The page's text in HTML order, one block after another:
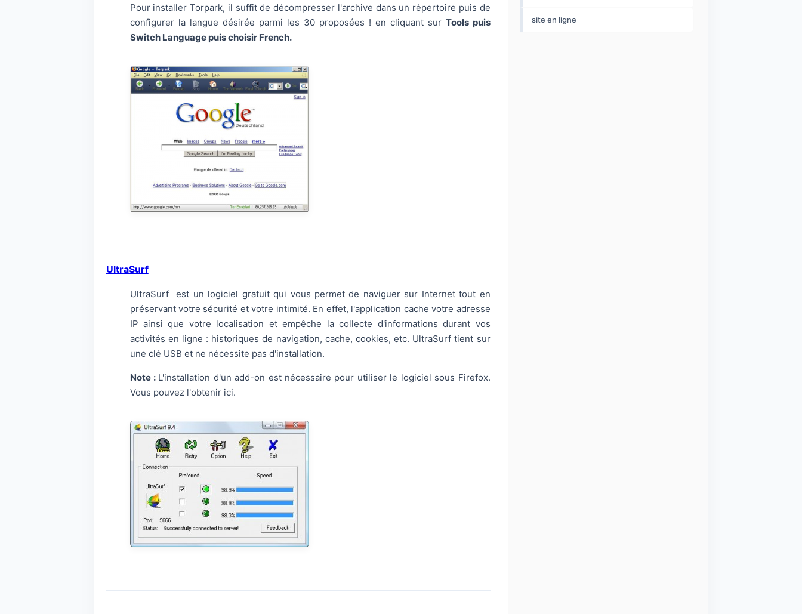
Pour installer Torpark, il suffit de décompresser l'archive dans un répertoire puis de
configurer la langue désirée parmi les 30 proposées ! en cliquant sur Tools puis
Switch Language puis choisir French.
UltraSurf
UltraSurf est un logiciel gratuit qui vous permet de naviguer sur Internet tout en
préservant votre sécurité et votre intimité. En effet, l'application cache votre adresse
IP ainsi que votre localisation et empêche la collecte d'informations durant vos
activités en ligne : historiques de navigation, cache, cookies, etc. UltraSurf tient sur
une clé USB et ne nécessite pas d'installation.
Note : L'installation d'un add-on est nécessaire pour utiliser le logiciel sous Firefox.
Vous pouvez l'obtenir ici.
site en ligne